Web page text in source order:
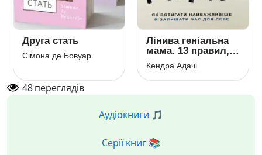
Друга стать
Сімона де Бовуар
Лінива геніальна
мама. 13 правил,
як визначати
головне і забивати
на неважливе
Кендра Адачі
48переглядів
Аудіокниги 🎵
Серії книг 📚